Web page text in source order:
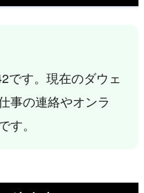
です。現在のダウェ
事の連絡やオンラ
す。